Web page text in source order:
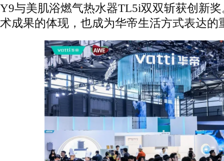
Y9与美肌浴燃气热水器TL5i双双斩获创新
术成果的体现，也成为华帝生活方式表达的